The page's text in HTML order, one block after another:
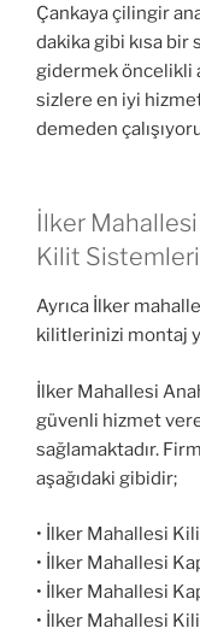
Çankaya çilingir
dakika gibi kısa
gidermek öncelikli
sizlere en iyi
demeden
İlker
Kilit Sistemleri
Ayrıca İlker
kilitlerinizi montaj
İlker Mahallesi
güvenli hizmet
sağlamaktadır.
aşağıdaki gibidir;
• İlker Mahallesi
• İlker Mahallesi
• İlker Mahallesi
• İlker Mahallesi